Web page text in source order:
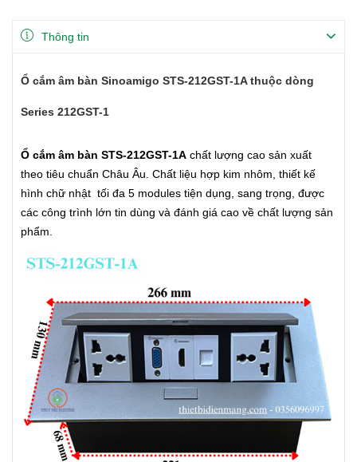
Thông tin
Ổ cắm âm bàn Sinoamigo STS-212GST-1A thuộc dòng
Series 212GST-1
Ổ cắm âm bàn STS-212GST-1A chất lượng cao sản xuất
theo tiêu chuẩn Châu Âu. Chất liệu hợp kim nhôm, thiết kế
hình chữ nhật tối đa 5 modules tiện dụng, sang trọng, được
các công trình lớn tin dùng và đánh giá cao về chất lượng sản
phẩm.